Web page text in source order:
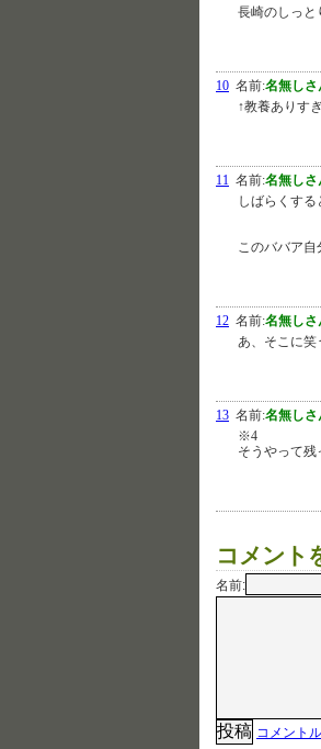
長崎のしっと
10 名前:名無しさ
↑教養ありす
11 名前:名無しさ
しばらくす
このババア自
12 名前:名無しさ
あ、そこに笑
13 名前:名無しさ
※4
そうやって残
コメント
名前:
コメント